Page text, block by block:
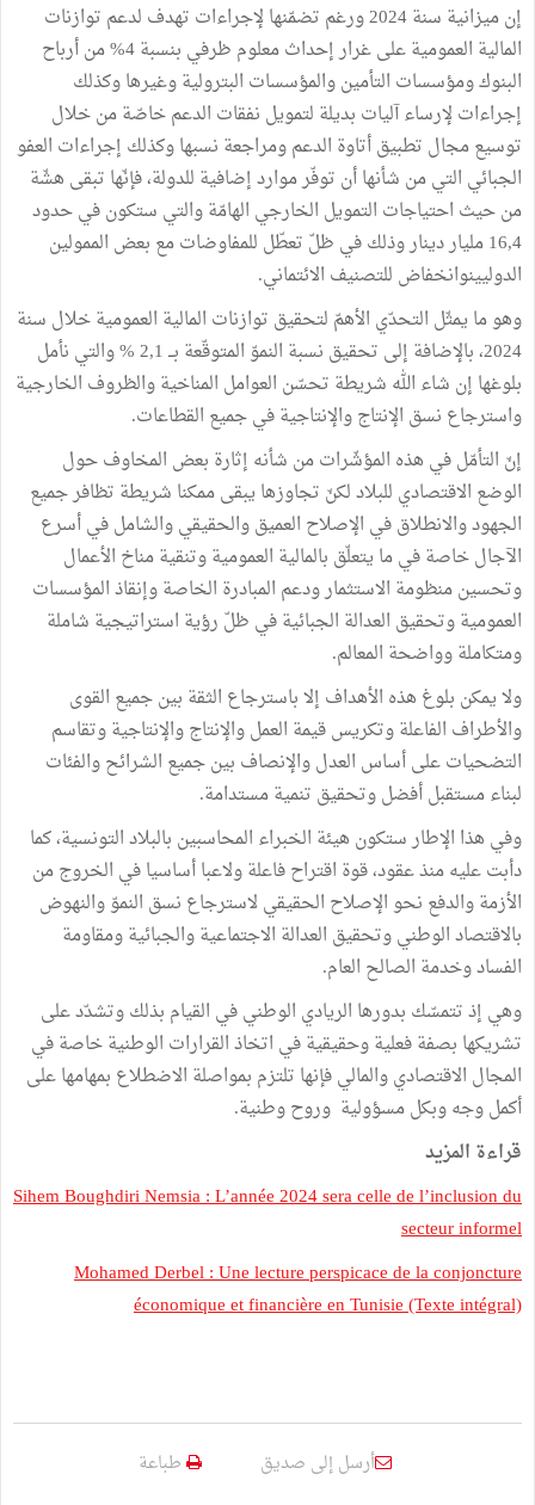
إن ميزانية سنة 2024 ورغم تضمّنها لإجراءات تهدف لدعم توازنات
المالية العمومية على غرار إحداث معلوم ظرفي بنسبة 4% من أرباح
البنوك ومؤسسات التأمين والمؤسسات البترولية وغيرها وكذلك
إجراءات لإرساء آليات بديلة لتمويل نفقات الدعم خاصّة من خلال
توسيع مجال تطبيق أتاوة الدعم ومراجعة نسبها وكذلك إجراءات العفو
الجبائي التي من شأنها أن توفّر موارد إضافية للدولة، فإنّها تبقى هشّة
من حيث احتياجات التمويل الخارجي الهامّة والتي ستكون في حدود
16,4 مليار دينار وذلك في ظلّ تعطّل للمفاوضات مع بعض الممولين
الدوليينوانخفاض للتصنيف الائتماني.
وهو ما يمثّل التحدّي الأهمّ لتحقيق توازنات المالية العمومية خلال سنة
2024، بالإضافة إلى تحقيق نسبة النموّ المتوقّعة بــ 2,1 % والتي نأمل
بلوغها إن شاء الله شريطة تحسّن العوامل المناخية والظروف الخارجية
واسترجاع نسق الإنتاج والإنتاجية في جميع القطاعات.
إنّ التأمّل في هذه المؤشّرات من شأنه إثارة بعض المخاوف حول
الوضع الاقتصادي للبلاد لكنّ تجاوزها يبقى ممكنا شريطة تظافر جميع
الجهود والانطلاق في الإصلاح العميق والحقيقي والشامل في أسرع
الآجال خاصة في ما يتعلّق بالمالية العمومية وتنقية مناخ الأعمال
وتحسين منظومة الاستثمار ودعم المبادرة الخاصة وإنقاذ المؤسسات
العمومية وتحقيق العدالة الجبائية في ظلّ رؤية استراتيجية شاملة
ومتكاملة وواضحة المعالم.
ولا يمكن بلوغ هذه الأهداف إلا باسترجاع الثقة بين جميع القوى
والأطراف الفاعلة وتكريس قيمة العمل والإنتاج والإنتاجية وتقاسم
التضحيات على أساس العدل والإنصاف بين جميع الشرائح والفئات
لبناء مستقبل أفضل وتحقيق تنمية مستدامة.
وفي هذا الإطار ستكون هيئة الخبراء المحاسبين بالبلاد التونسية، كما
دأبت عليه منذ عقود، قوة اقتراح فاعلة ولاعبا أساسيا في الخروج من
الأزمة والدفع نحو الإصلاح الحقيقي لاسترجاع نسق النموّ والنهوض
بالاقتصاد الوطني وتحقيق العدالة الاجتماعية والجبائية ومقاومة
الفساد وخدمة الصالح العام.
وهي إذ تتمسّك بدورها الريادي الوطني في القيام بذلك وتشدّد على
تشريكها بصفة فعلية وحقيقية في اتخاذ القرارات الوطنية خاصة في
المجال الاقتصادي والمالي فإنها تلتزم بمواصلة الاضطلاع بمهامها على
أكمل وجه وبكل مسؤولية وروح وطنية.
قراءة المزيد
Sihem Boughdiri Nemsia : L’année 2024 sera celle de l’inclusion du
secteur informel
Mohamed Derbel : Une lecture perspicace de la conjoncture
économique et financière en Tunisie (Texte intégral)
أرسل إلى صديق طباعة